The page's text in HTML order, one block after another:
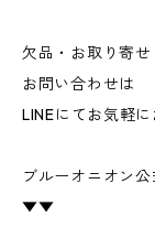
欠品・お取り寄
お問い合わせは
LINEにてお気軽に
ブルーオニオン
▼▼